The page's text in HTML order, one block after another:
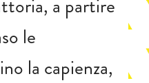
a partire
le
la capienza,